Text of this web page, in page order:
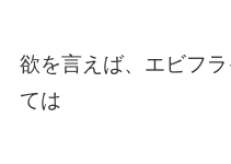
欲を言えば、エビフ
ては